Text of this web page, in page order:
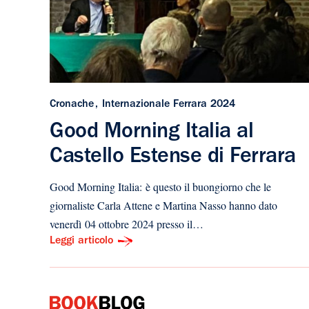
Cronache Internazionale Ferrara 2024
Good Morning Italia al
Castello Estense di Ferrara
Good Morning Italia: è questo il buongiorno che le
giornaliste Carla Attene e Martina Nasso hanno dato
venerdì 04 ottobre 2024 presso il…
Leggi articolo